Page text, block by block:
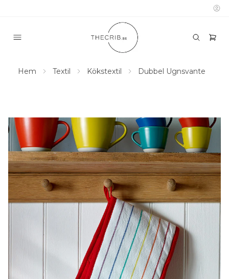
Hem Textil Kökstextil Dubbel Ugnsvante